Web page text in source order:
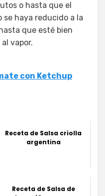
o hasta que el
se haya reducido a la
que esté bien
vapor.
con Ketchup
Receta de Salsa criolla
argentina
Receta de Salsa de